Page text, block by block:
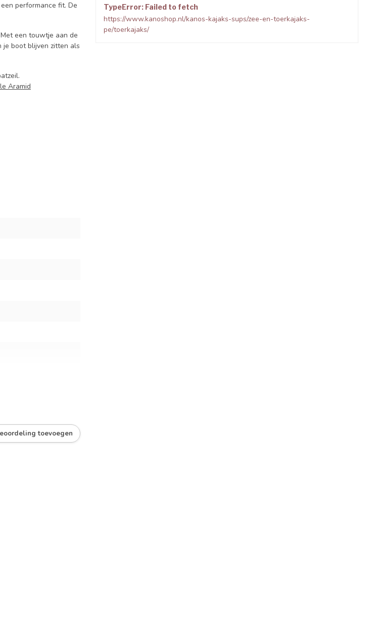
performance fit. De
een touwtje aan de
je boot blijven zitten als
Aramid
toevoegen
TypeError: Failed to fetch
https://www.kanoshop.nl/kanos-kajaks-sups/zee-en-toerkajaks-
pe/toerkajaks/